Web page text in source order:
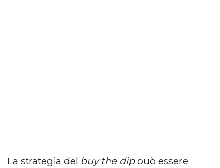
La strategia del buy the dippuò essere